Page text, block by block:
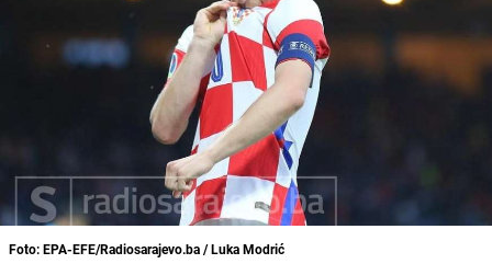
Foto: EPA-EFE/Radiosarajevo.ba / Luka Modrić